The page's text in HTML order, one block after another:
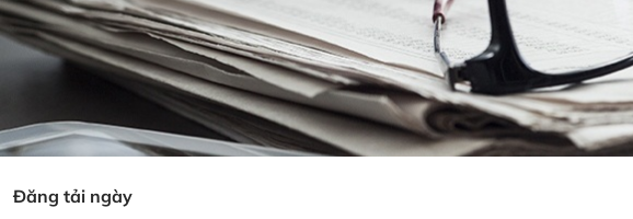
Đăng tải ngày